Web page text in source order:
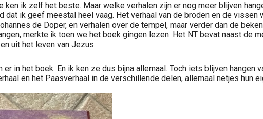
ik zelf het beste. Maar welke verhalen zijn er nog meer blijven
ik geef meestal heel vaag. Het verhaal van de broden en de vissen
de Doper, en verhalen over de tempel, maar verder dan de
merkte ik toen we het boek gingen lezen. Het NT bevat naast de
uit het leven van Jezus.
in het boek. En ik ken ze dus bijna allemaal. Toch iets blijven hangen
en het Paasverhaal in de verschillende delen, allemaal netjes hun